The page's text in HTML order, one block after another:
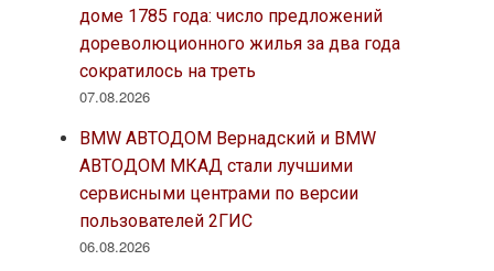
доме 1785 года: число предложений
дореволюционного жилья за два года
сократилось на треть
07.08.2026
BMW АВТОДОМ Вернадский и BMW
АВТОДОМ МКАД стали лучшими
сервисными центрами по версии
пользователей 2ГИС
06.08.2026